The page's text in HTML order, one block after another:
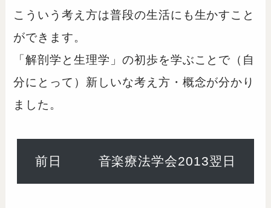
こういう考え方は普段の生活にも生かすこと
ができます。
「解剖学と生理学」の初歩を学ぶことで（自
分にとって）新しいな考え方・概念が分かり
ました。
前日 音楽療法学会2013翌日